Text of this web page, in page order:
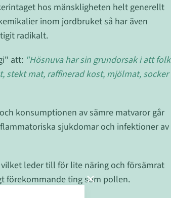
hos mänskligheten helt generellt
inom jordbruket så har även
radikalt.
att: "Hösnuva har sin grundorsak i att folk
stekt mat, raffinerad kost, mjölmat, socker
konsumptionen av sämre matvaror går
sjukdomar och infektioner av
leder till för lite näring och försämrat
förekommande ting som pollen.